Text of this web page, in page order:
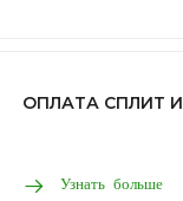
ОПЛАТА СПЛИТ
Узнать больше